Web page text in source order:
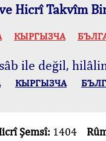
Hicrî Takvîm
КЫPГЫЗЧA
ile değil,
КЫPГЫЗЧA
Şemsî: 1404